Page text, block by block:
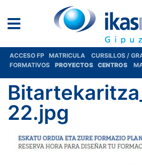
ACCESO FP MATRICULA CURSILLOS /
FORMATIVOS
PROYECTOS CENTROS
22.jpg